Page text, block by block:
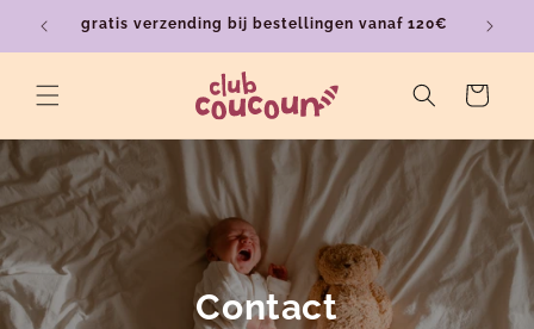
naar de
content
gratis verzending bij bestellingen vanaf 120€
Winkelwagen
Contact